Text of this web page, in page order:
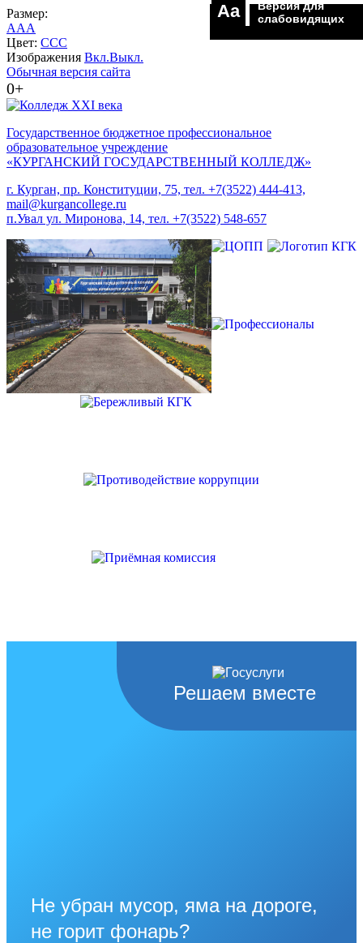
Размер:
AAA
Цвет: CCC
Изображения Вкл.Выкл.
Обычная версия сайта
0+
Aa
Версия для
слабовидящих
Государственное бюджетное профессиональное
образовательное учреждение
«КУРГАНСКИЙ ГОСУДАРСТВЕННЫЙ КОЛЛЕДЖ»
г. Курган, пр. Конституции, 75, тел. +7(3522) 444-413,
mail@kurgancollege.ru
п.Увал ул. Миронова, 14, тел. +7(3522) 548-657
Решаем вместе
Не убран мусор, яма на дороге,
не горит фонарь?